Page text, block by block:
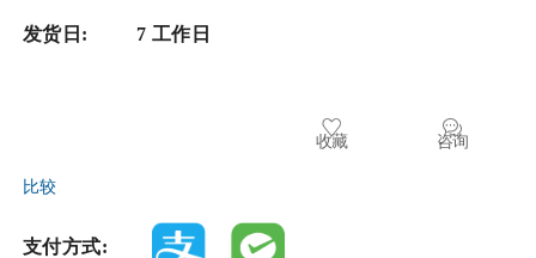
发货日: 7 工作日
咨询
收藏
比较
支付方式: